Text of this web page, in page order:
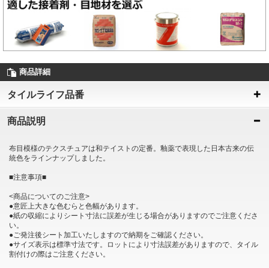
商品詳細
タイルライフ品番
商品説明
布目模様のテクスチュアは和テイストの定番。釉薬で表現した日本古来の伝
統色をラインナップしました。
■注意事項■
<商品についてのご注意>
●意匠上大きな色むらと色幅があります。
●紙の収縮によりシート寸法に誤差が生じる場合がありますのでご注意くださ
い。
●ご発注後シート加工いたしますので納期をご確認ください。
●サイズ表示は標準寸法です。ロットにより寸法誤差がありますので、タイル
割付けの際はご注意ください。